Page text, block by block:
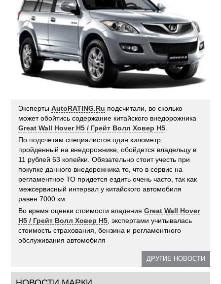
ЭкспертыAutoRATING.Ru подсчитали, во сколько
может обойтись содержание китайского внедорожника
Great Wall Hover H5 / Грейт Волл Ховер H5
По подсчетам специалистов один километр,
пройденный на внедорожнике, обойдется владельцу в
11 рублей 63 копейки. Обязательно стоит учесть при
покупке данного внедорожника то, что в сервис на
регламентное ТО придется ездить очень часто, так как
межсервисный интервал у китайского автомобиля
равен 7000 км.
Во время оценки стоимости владенияGreat Wall Hover
H5 / Грейт Волл Ховер H5 , экспертами учитывалась
стоимость страхования, бензина и регламентного
обслуживания автомобиля
ДРУГИЕ НОВОСТИ